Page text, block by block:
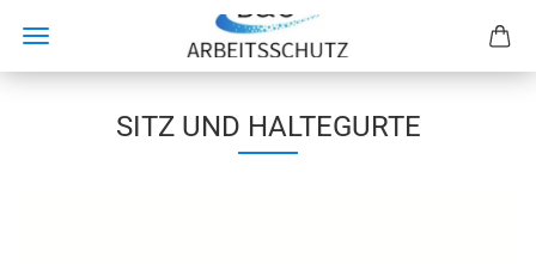
SITZ UND HALTEGURTE